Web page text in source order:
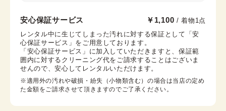
埼玉県川越市新富町1-9-4 米山ビル1F
営業時間： 09:00~ 17:00
着付け最終受付時間：16:00
返却締め切り時間：16:30
安心保証サービス ￥1,100 / 着物1点
レンタル中に生じてしまった汚れに対する保証として「安
心保証サービス」をご用意しております。
「安心保証サービス」に加入していただきますと、保証範
囲内に対するクリーニング代をご請求することはございま
せんので、安心してレンタルいただけます。
※適用外の汚れや破損・紛失（小物類含む）の場合は当店の定め
た金額をご請求させて頂きますのでご了承ください。